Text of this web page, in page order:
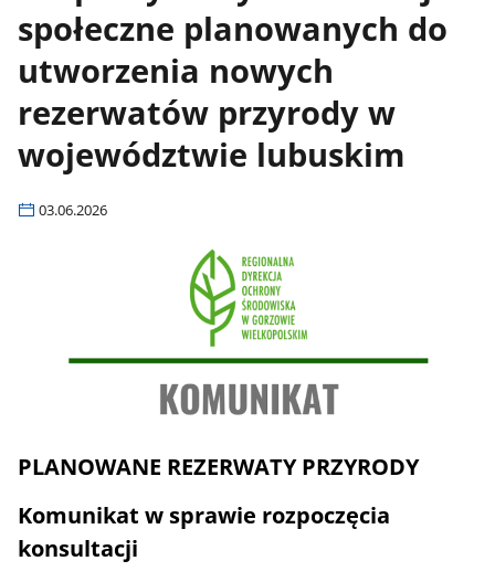
społeczne planowanych do
utworzenia nowych
rezerwatów przyrody w
województwie lubuskim
03.06.2026
PLANOWANE REZERWATY PRZYRODY
Komunikat w sprawie rozpoczęcia
konsultacji